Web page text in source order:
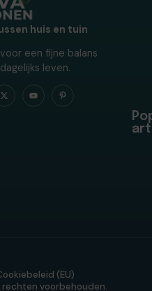
huis en tuin
een fijne balans
leven.
voorbehouden.
(EU)